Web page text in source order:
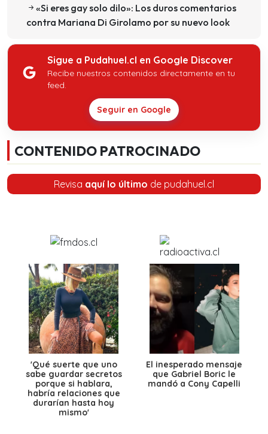
«Si eres gay solo dilo»: Los duros comentarios
contra Mariana Di Girolamo por su nuevo look
Sigue a Pudahuel.cl en Google Discover
Recibe nuestros contenidos directamente en tu
feed.
Seguir en Google
CONTENIDO PATROCINADO
Revisa aquí lo último de pudahuel.cl
'Qué suerte que uno
sabe guardar secretos
porque si hablara,
habría relaciones que
durarían hasta hoy
mismo'
El inesperado mensaje
que Gabriel Boric le
mandó a Cony Capelli